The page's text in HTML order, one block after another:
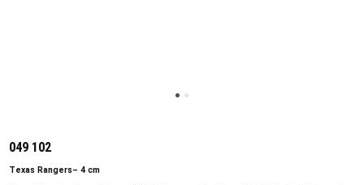
049 102
Texas Rangers– 4 cm